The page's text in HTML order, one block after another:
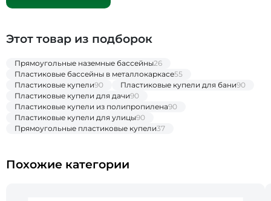
Этот товар из подборок
Прямоугольные наземные бассейны26
Пластиковые бассейны в металлокаркасе55
Пластиковые купели90 Пластиковые купели для бани90
Пластиковые купели для дачи90
Пластиковые купели из полипропилена90
Пластиковые купели для улицы90
Прямоугольные пластиковые купели37
Похожие категории